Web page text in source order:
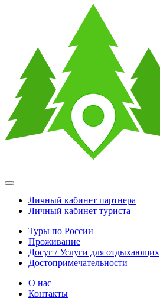
Личный кабинет партнера
Личный кабинет туриста
Туры по России
Проживание
Досуг / Услуги для отдыхающих
Достопримечательности
О нас
Контакты